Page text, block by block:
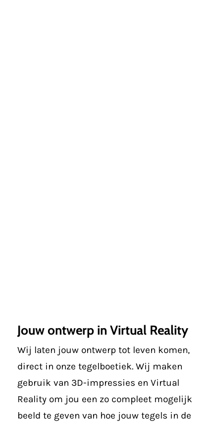
Jouw ontwerp in Virtual Reality
Wij laten jouw ontwerp tot leven komen,
direct in onze tegelboetiek. Wij maken
gebruik van 3D-impressies en Virtual
Reality om jou een zo compleet mogelijk
beeld te geven van hoe jouw tegels in de